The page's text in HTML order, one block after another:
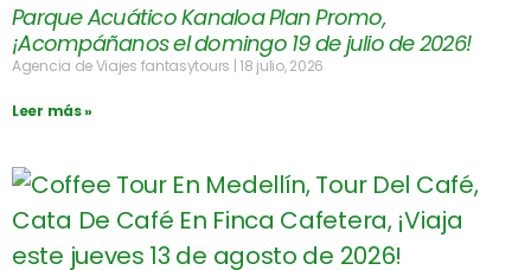
Parque Acuático Kanaloa Plan Promo,
¡Acompáñanos el domingo 19 de julio de 2026!
Agencia de Viajes fantasytours 18 julio, 2026
Leer más »